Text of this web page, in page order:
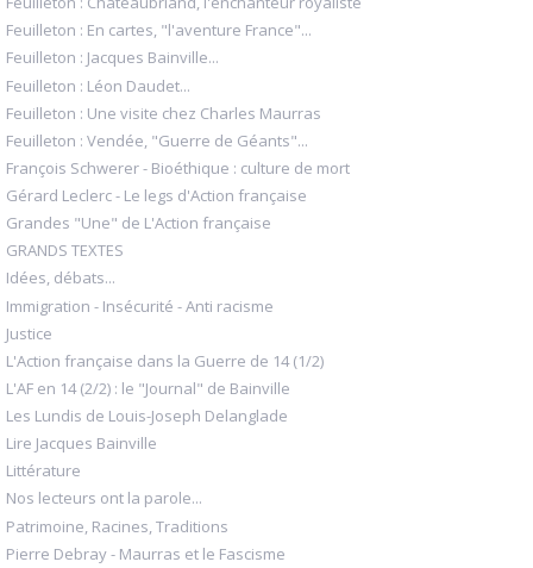
Feuilleton : En cartes, "l'aventure France"...
Feuilleton : Jacques Bainville...
Feuilleton : Léon Daudet...
Feuilleton : Une visite chez Charles Maurras
Feuilleton : Vendée, "Guerre de Géants"...
François Schwerer - Bioéthique : culture de mort
Gérard Leclerc - Le legs d'Action française
Grandes "Une" de L'Action française
GRANDS TEXTES
Idées, débats...
Immigration - Insécurité - Anti racisme
Justice
L'Action française dans la Guerre de 14 (1/2)
L'AF en 14 (2/2) : le "Journal" de Bainville
Les Lundis de Louis-Joseph Delanglade
Lire Jacques Bainville
Littérature
Nos lecteurs ont la parole...
Patrimoine, Racines, Traditions
Pierre Debray - Maurras et le Fascisme